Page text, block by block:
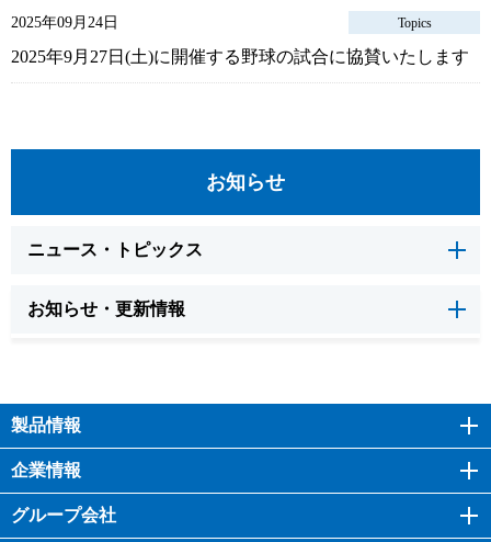
2025年09月24日 Topics
2025年9月27日(土)に開催する野球の試合に協賛いたします
お知らせ
ニュース・トピックス
お知らせ・更新情報
製品情報
企業情報
グループ会社